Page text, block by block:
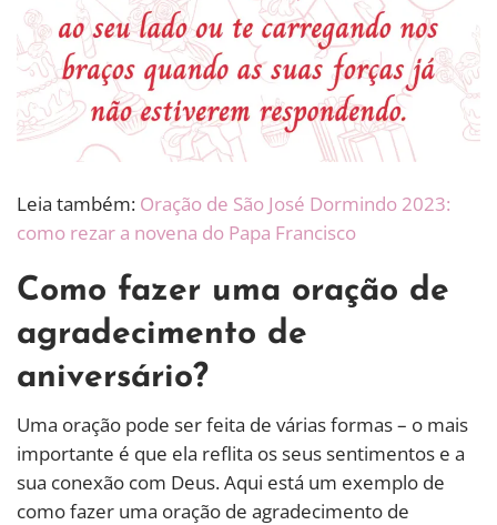
Leia também: Oração de São José Dormindo 2023:
como rezar a novena do Papa Francisco
Como fazer uma oração de
agradecimento de
aniversário?
Uma oração pode ser feita de várias formas – o mais
importante é que ela reflita os seus sentimentos e a
sua conexão com Deus. Aqui está um exemplo de
como fazer uma oração de agradecimento de